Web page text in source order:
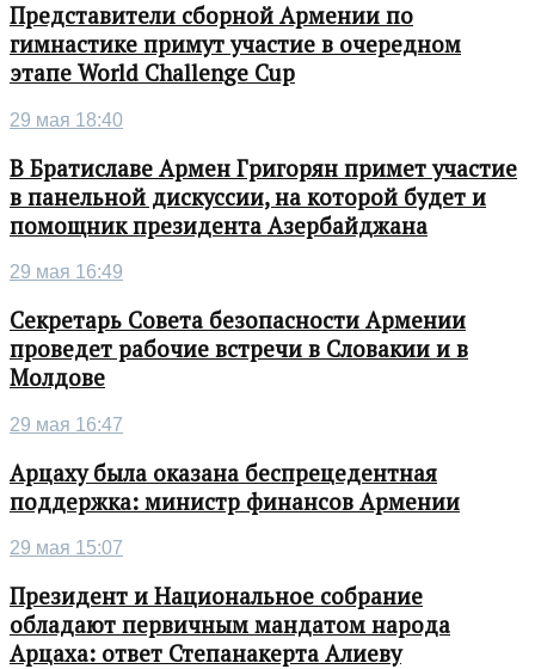
Представители сборной Армении по
гимнастике примут участие в очередном
этапе World Challenge Cup
29 мая 18:40
В Братиславе Армен Григорян примет участие
в панельной дискуссии, на которой будет и
помощник президента Азербайджана
29 мая 16:49
Секретарь Совета безопасности Армении
проведет рабочие встречи в Словакии и в
Молдове
29 мая 16:47
Арцаху была оказана беспрецедентная
поддержка: министр финансов Армении
29 мая 15:07
Президент и Национальное собрание
обладают первичным мандатом народа
Арцаха: ответ Степанакерта Алиеву